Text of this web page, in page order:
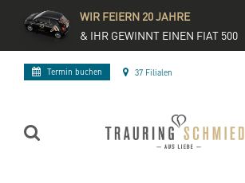
WIR FEIERN 20 JAHRE
& IHR GEWINNT EINEN FIAT 500
Termin buchen 37 Filialen